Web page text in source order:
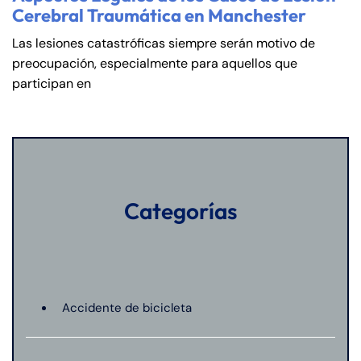
Cerebral Traumática en Manchester
Las lesiones catastróficas siempre serán motivo de
preocupación, especialmente para aquellos que
participan en
Categorías
Accidente de bicicleta